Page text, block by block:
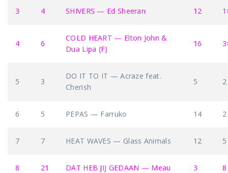
3 4 SHIVERS — Ed Sheeran 12
4 6
COLD HEART — Elton John &
Dua Lipa (F)
16
5 3
DO IT TO IT — Acraze feat.
Cherish
5 2
6 5 PEPAS — Farruko 14 2
7 7 HEAT WAVES — Glass Animals 12 5
8 21 DAT HEB JIJ GEDAAN — Meau 3 8